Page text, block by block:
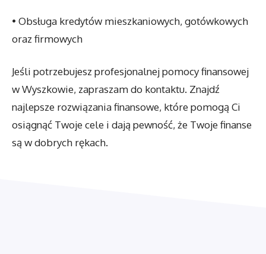
• Obsługa kredytów mieszkaniowych, gotówkowych
oraz firmowych
Jeśli potrzebujesz profesjonalnej pomocy finansowej
w Wyszkowie, zapraszam do kontaktu. Znajdź
najlepsze rozwiązania finansowe, które pomogą Ci
osiągnąć Twoje cele i dają pewność, że Twoje finanse
są w dobrych rękach.